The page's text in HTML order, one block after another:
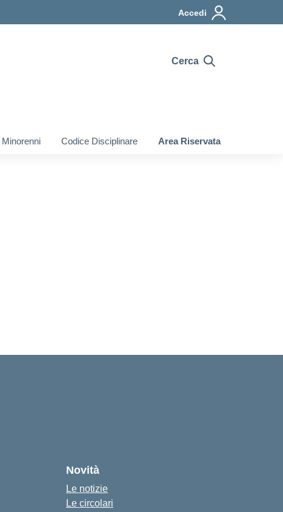
Accedi
Cerca
Codice Disciplinare Area Riservata
Novità
Le notizie
Le circolari